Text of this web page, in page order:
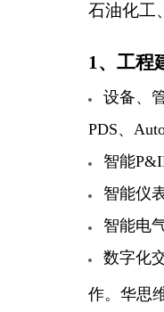
石油化工
1、 工程
设备、
PDS、
​智能
智能仪
智能电
数字化
作。华思